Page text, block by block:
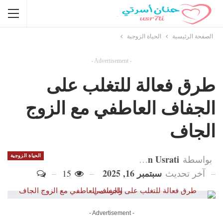
الصفحة الرئيسية الحياة الزوجية
- Advertisement -
طرق فعالة للتغلب على
الجفاف العاطفي مع الزوج
الجاف
الحياة الزوجية بواسطة Hanan Usrati
آخر تحديث سبتمبر 16, 2025
- Advertisement -